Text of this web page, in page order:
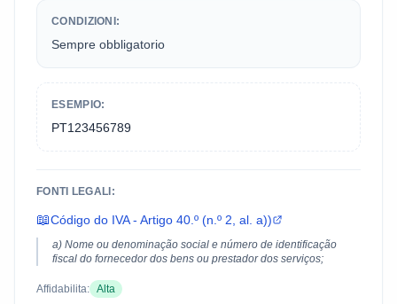
CONDIZIONI:
Sempre obbligatorio
ESEMPIO:
PT123456789
FONTI LEGALI:
📖Código do IVA - Artigo 40.º (n.º 2, al. a))
a) Nome ou denominação social e número de identificação
fiscal do fornecedor dos bens ou prestador dos serviços;
Affidabilita: Alta